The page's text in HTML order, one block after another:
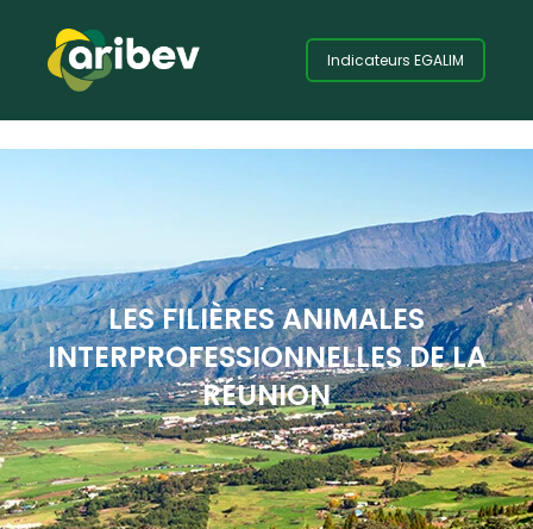
Indicateurs EGALIM
LES FILIÈRES ANIMALES
INTERPROFESSIONNELLES DE LA
RÉUNION